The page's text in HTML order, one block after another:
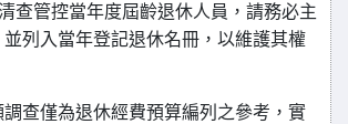
查管控當年度屆齡退休人員，請務必主
列入當年登記退休名冊，以維護其權
查僅為退休經費預算編列之參考，實